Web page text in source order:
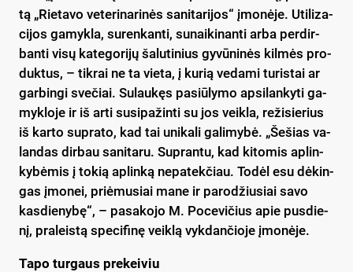
tą „Rie­ta­vo ve­te­ri­na­ri­nės sa­ni­ta­ri­jos“ įmo­nė­je. Uti­li­za­
ci­jos ga­myk­la, su­ren­kan­ti, su­nai­ki­nan­ti ar­ba per­dir­
ban­ti vi­sų ka­te­go­ri­jų ša­lu­ti­nius gy­vū­ni­nės kil­mės pro­
duk­tus, – tik­rai ne ta vie­ta, į ku­rią ve­da­mi tu­ris­tai ar
gar­bin­gi sve­čiai. Su­lau­kęs pa­siū­ly­mo ap­si­lan­ky­ti ga­
myk­lo­je ir iš ar­ti su­si­pa­žin­ti su jos veik­la, re­ži­sie­rius
iš kar­to su­pra­to, kad tai uni­ka­li ga­li­my­bė. „Še­šias va­
lan­das dir­bau sa­ni­ta­ru. Sup­ran­tu, kad ki­to­mis ap­lin­
ky­bė­mis į to­kią ap­lin­ką ne­pa­tek­čiau. To­dėl esu dė­kin­
gas įmo­nei, priė­mu­siai ma­ne ir pa­ro­džiu­siai sa­vo
kas­die­ny­bę“, – pa­sa­ko­jo M. Po­ce­vi­čius apie pus­die­
nį, pra­leis­tą spe­ci­fi­nę veik­lą vyk­dan­čio­je įmo­nė­je.
Ta­po tur­gaus pre­kei­viu